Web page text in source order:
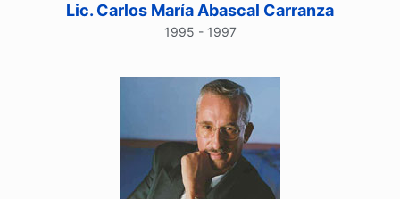
Lic. Carlos María Abascal Carranza
1995 - 1997